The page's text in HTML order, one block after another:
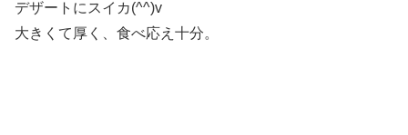
デザートにスイカ(^^)v
大きくて厚く、食べ応え十分。